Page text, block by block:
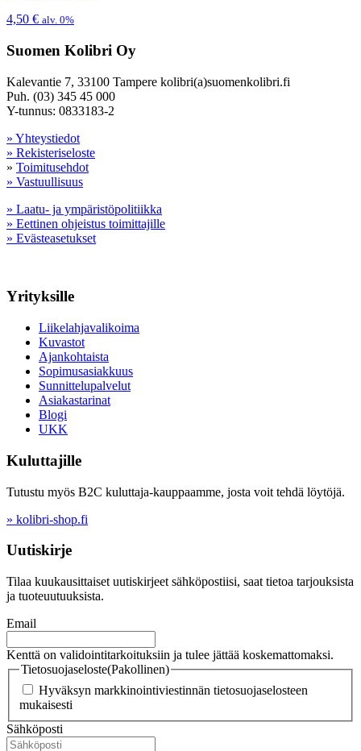
4,50 € alv. 0%
Suomen Kolibri Oy
Kalevantie 7, 33100 Tampere kolibri(a)suomenkolibri.fi
Puh. (03) 345 45 000
Y-tunnus: 0833183-2
» Yhteystiedot
» Rekisteriseloste
» Toimitusehdot
» Vastuullisuus
» Laatu- ja ympäristöpolitiikka
» Eettinen ohjeistus toimittajille
» Evästeasetukset
Yrityksille
Liikelahjavalikoima
Kuvastot
Ajankohtaista
Sopimusasiakkuus
Sunnittelupalvelut
Asiakastarinat
Blogi
UKK
Kuluttajille
Tutustu myös B2C kuluttaja-kauppaamme, josta voit tehdä löytöjä.
» kolibri-shop.fi
Uutiskirje
Tilaa kuukausittaiset uutiskirjeet sähköpostiisi, saat tietoa tarjouksista
ja tuoteuutuuksista.
Email
Kenttä on validointitarkoituksiin ja tulee jättää koskemattomaksi.
Tietosuojaseloste(Pakollinen)
Hyväksyn markkinointiviestinnän tietosuojaselosteen
mukaisesti
Sähköposti